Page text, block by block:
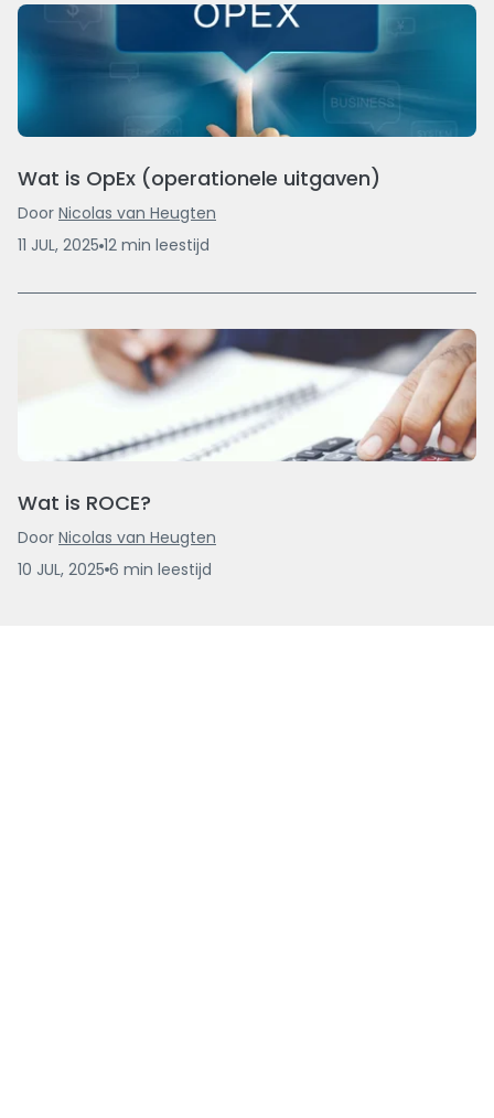
Wat is OpEx (operationele uitgaven)
Door Nicolas van Heugten
11 JUL, 2025 12 min leestijd
Wat is ROCE?
Door Nicolas van Heugten
10 JUL, 2025 6 min leestijd